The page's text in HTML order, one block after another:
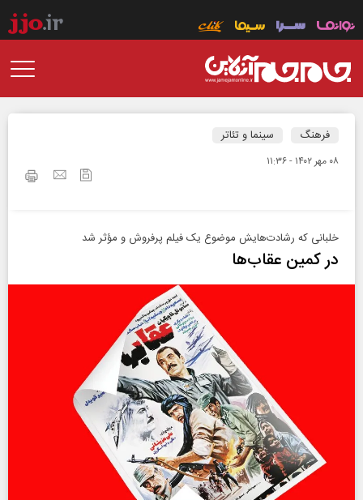
فرهنگ سینما و تئاتر
۰۸ مهر ۱۴۰۲ - ۱۱:۳۶
خلبانی که رشادت‌هایش موضوع یک فیلم پرفروش و مؤثر شد
در کمین عقاب‌ها